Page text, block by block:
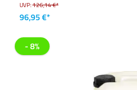
UVP:126,14 €*
96,95 €*
- 8%